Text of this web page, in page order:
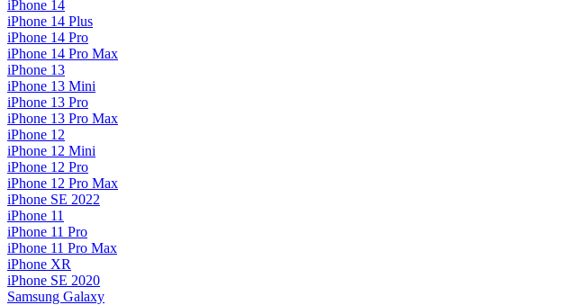
iPhone 14
iPhone 14 Plus
iPhone 14 Pro
iPhone 14 Pro Max
iPhone 13
iPhone 13 Mini
iPhone 13 Pro
iPhone 13 Pro Max
iPhone 12
iPhone 12 Mini
iPhone 12 Pro
iPhone 12 Pro Max
iPhone SE 2022
iPhone 11
iPhone 11 Pro
iPhone 11 Pro Max
iPhone XR
iPhone SE 2020
Samsung Galaxy